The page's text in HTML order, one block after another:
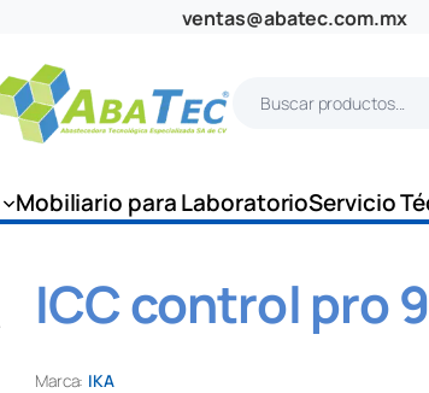
ventas@abatec.com.mx
c
a
Mobiliario para LaboratorioServicio
ICC control pro
Marca: IKA